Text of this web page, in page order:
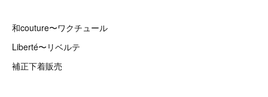
和couture〜ワクチュール
Liberté〜リベルテ
補正下着販売